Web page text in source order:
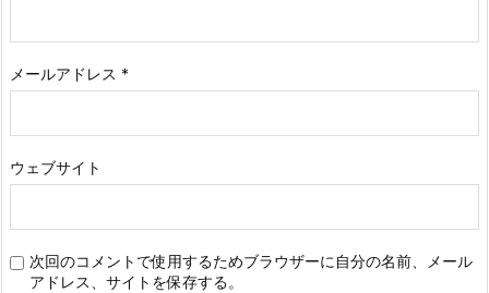
メールアドレス *
ウェブサイト
次回のコメントで使用するためブラウザーに自分の名前、メール
アドレス、サイトを保存する。